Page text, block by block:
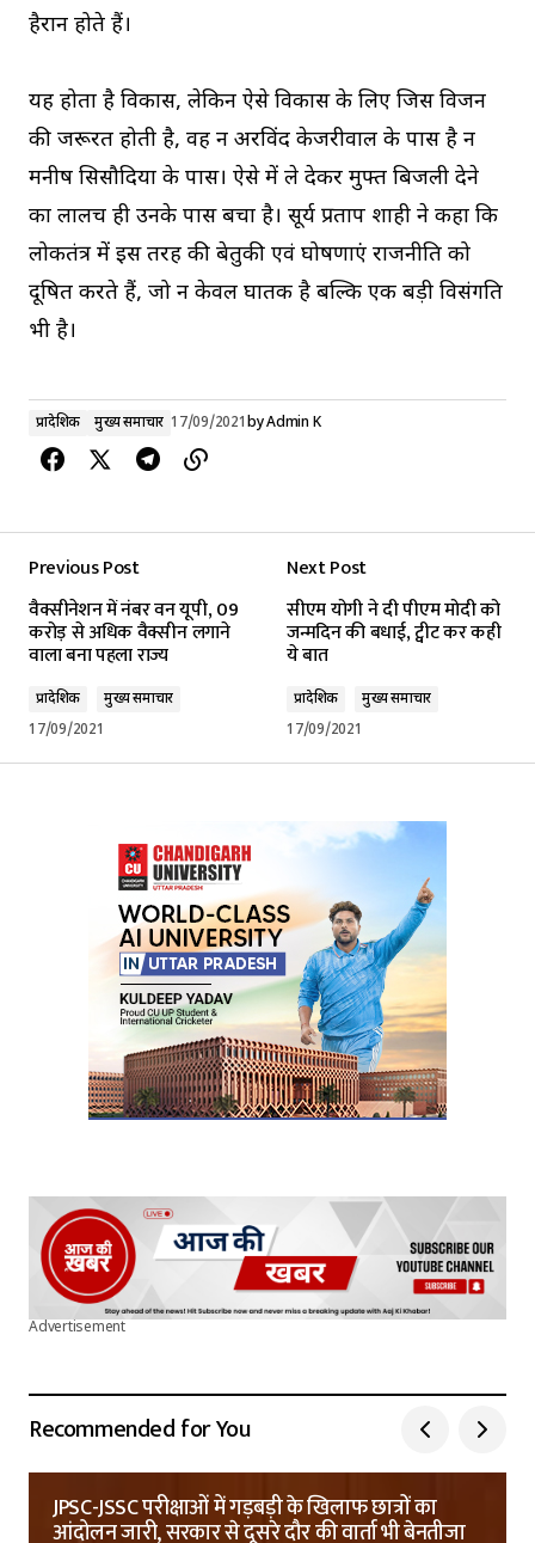
हैरान होते हैं।
यह होता है विकास, लेकिन ऐसे विकास के लिए जिस विजन
की जरूरत होती है, वह न अरविंद केजरीवाल के पास है न
मनीष सिसौदिया के पास। ऐसे में ले देकर मुफ्त बिजली देने
का लालच ही उनके पास बचा है। सूर्य प्रताप शाही ने कहा कि
लोकतंत्र में इस तरह की बेतुकी एवं घोषणाएं राजनीति को
दूषित करते हैं, जो न केवल घातक है बल्कि एक बड़ी विसंगति
भी है।
प्रादेशिक मुख्य समाचार 17/09/2021byAdmin K
Previous Post
वैक्सीनेशन में नंबर वन यूपी, 09
करोड़ से अधिक वैक्सीन लगाने
वाला बना पहला राज्य
प्रादेशिक
मुख्य समाचार
17/09/2021
Next Post
सीएम योगी ने दी पीएम मोदी को
जन्मदिन की बधाई, ट्वीट कर कही
ये बात
प्रादेशिक
मुख्य समाचार
17/09/2021
Advertisement
Recommended for You
JPSC-JSSC परीक्षाओं में गड़बड़ी के खिलाफ छात्रों का
आंदोलन जारी, सरकार से दूसरे दौर की वार्ता भी बेनतीजा